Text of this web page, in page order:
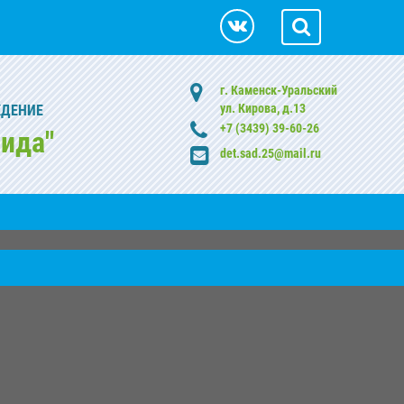
г. Каменск-Уральский
ул. Кирова, д.13
+7 (3439) 39-60-26
det.sad.25@mail.ru